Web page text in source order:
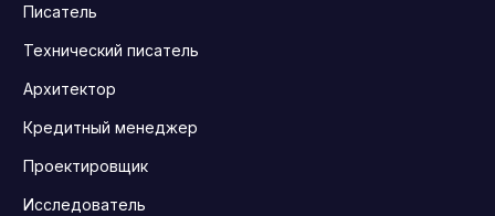
Писатель
Технический писатель
Архитектор
Кредитный менеджер
Проектировщик
Исследователь